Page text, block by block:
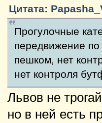
Цитата:
Прогулочные
передвижение
пешком, нет
нет контроля
Львов не
но в ней есть